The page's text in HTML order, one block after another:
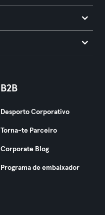
B2B
Desporto Corporativo
Torna-te Parceiro
Corporate Blog
Programa de embaixador